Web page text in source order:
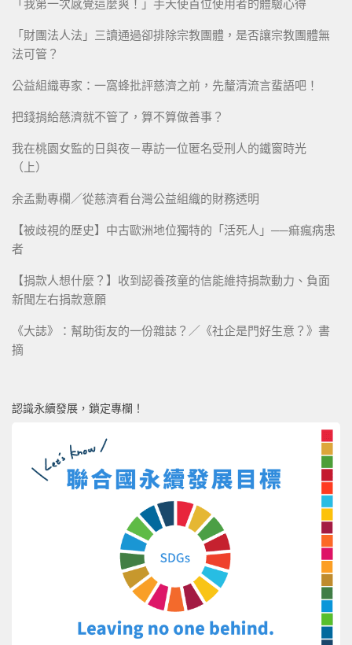
「我第一次感覺這麼爽！」手天使首位使用者的體驗心得
「財團法人法」三讀通過卻排除宗教團體，是否讓宗教團體無
法可管？
公益組織專家：一窩蜂批評慈濟之前，先釐清流言蜚語吧！
把錢捐給慈濟就不管了，算不算做善事？
我在桃園女監的日與夜－專訪一位匿名受刑人的鐵窗時光
（上）
余孟勳專欄／從慈濟看台灣公益組織的財務透明
【被歧視的歷史】中古歐洲地位獨特的「活死人」──痲瘋病患
者
【捐款人想什麼？】收到認養孩童的信能維持捐款動力、負面
新聞左右捐款意願
《大誌》：幫助街友的一份雜誌？／《社企是門好生意？》書
摘
認識永續發展，鎖定專欄！